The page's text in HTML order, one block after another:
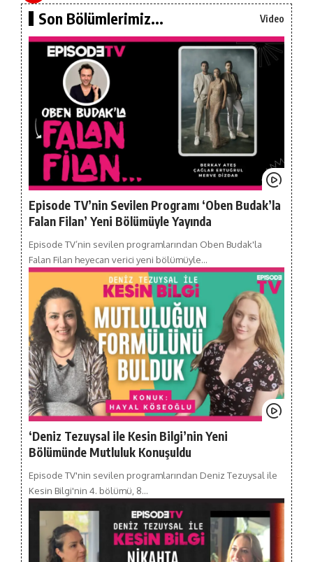
Son Bölümlerimiz... Video
Episode TV’nin Sevilen Programı ‘Oben Budak’la
Falan Filan’ Yeni Bölümüyle Yayında
Episode TV’nin sevilen programlarından Oben Budak'la
Falan Filan heyecan verici yeni bölümüyle…
‘Deniz Tezuysal ile Kesin Bilgi’nin Yeni
Bölümünde Mutluluk Konuşuldu
Episode TV'nin sevilen programlarından Deniz Tezuysal ile
Kesin Bilgi'nin 4. bölümü, 8…